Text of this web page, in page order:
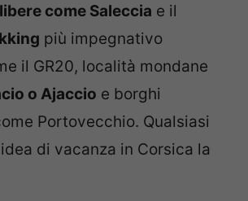
come Saleccia e il
più impegnativo
il GR20, località mondane
o Ajaccio e borghi
Portovecchio. Qualsiasi
di vacanza in Corsica la